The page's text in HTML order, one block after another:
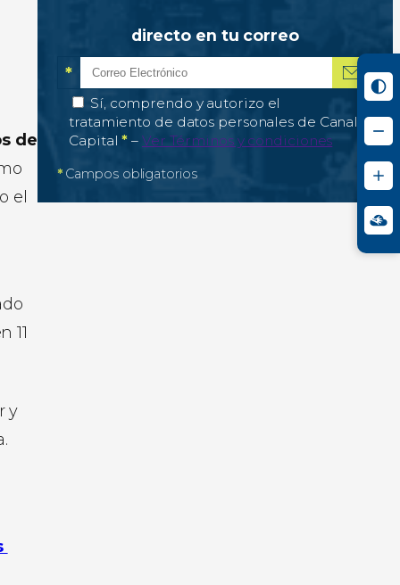
de
el
11
y
directo en tu correo
Correo electrónico*
*Campo obligatorio
Autorización de tratamiento de datos
Sí, comprendo y autorizo el
tratamiento de datos personales de Canal
Capital* – Campo obligatorio
Ver Términos y condiciones
*Campos obligatorios